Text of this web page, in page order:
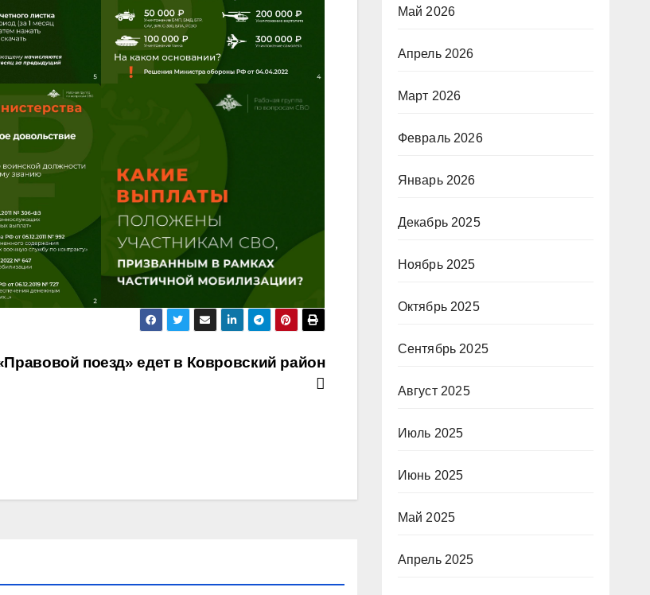
поезд» едет в Ковровский район
Май 2026
Апрель 2026
Март 2026
Февраль 2026
Январь 2026
Декабрь 2025
Ноябрь 2025
Октябрь 2025
Сентябрь 2025
Август 2025
Июль 2025
Июнь 2025
Май 2025
Апрель 2025